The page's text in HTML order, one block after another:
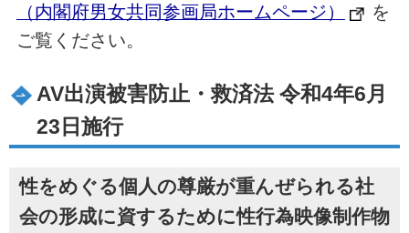
（内閣府男女共同参画局ホームページ）
を
ご覧ください。
AV出演被害防止・救済法 令和4年6月
23日施行
性をめぐる個人の尊厳が重んぜられる社
会の形成に資するために性行為映像制作物